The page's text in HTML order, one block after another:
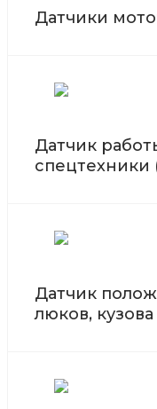
Датчики
Датчик
спецтехники
Датчик
люков,